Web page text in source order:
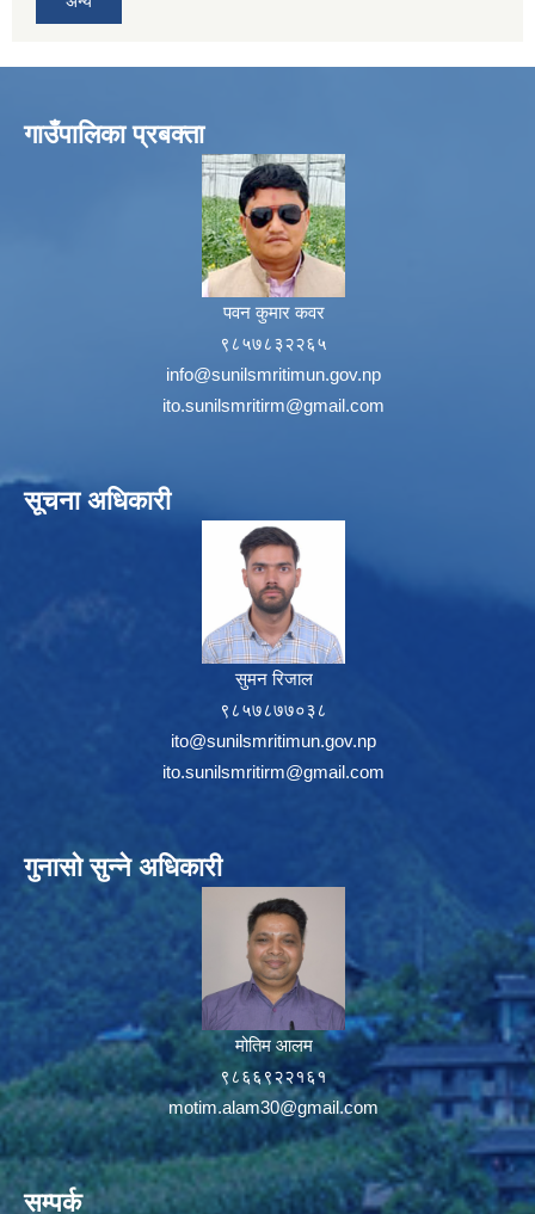
गाउँपालिका प्रबक्ता
पवन कुमार कवर
९८५७८३२२६५
info@sunilsmritimun.gov.np
ito.sunilsmritirm@gmail.com
सूचना अधिकारी
सुमन रिजाल
९८५७८७७०३८
ito@sunilsmritimun.gov.np
ito.sunilsmritirm@gmail.com
गुनासो सुन्ने अधिकारी
मोतिम आलम
९८६६९२२१६१
motim.alam30@gmail.com
सम्पर्क